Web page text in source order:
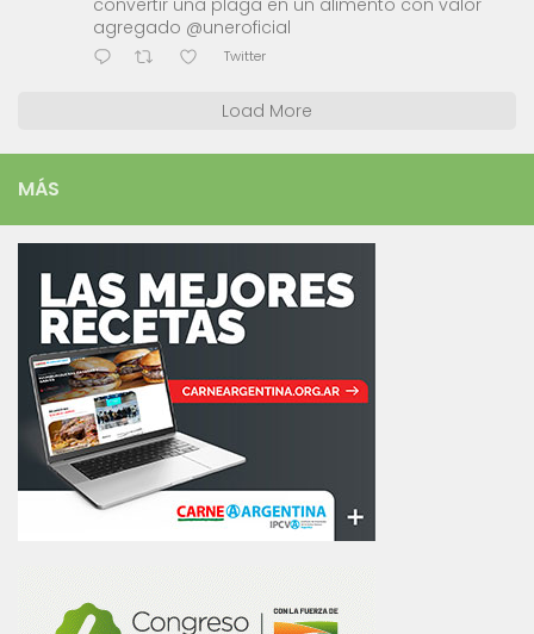
agregado @uneroficial
Twitter
Load More
MÁS